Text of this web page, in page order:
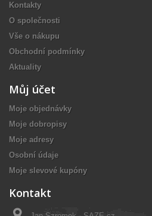
Kontakty
O společnosti
Vše o nákupu
Obchodní podmínky
Aktuality
Můj účet
Moje objednávky
Moje dobropisy
Moje adresy
Osobní údaje
Moje slevové kupóny
Kontakt